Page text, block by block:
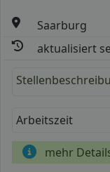
Saarburg
aktualisiert
Arbeitszeit
mehr